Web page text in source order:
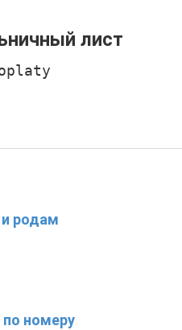
лист
родам
по номеру